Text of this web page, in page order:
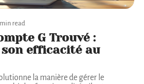
read
G Trouvé :
efficacité au
la manière de gérer le